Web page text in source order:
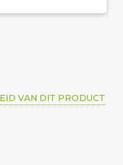
VAN DIT PRODUCT